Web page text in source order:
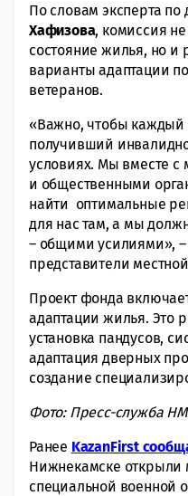
По словам эксперта по
Хафизова, комиссия
состояние жилья, но и
варианты адаптации
ветеранов.
«Важно, чтобы каждый
получивший
условиях. Мы вместе
и общественными
найти оптимальные
для нас там, а мы
– общими усилиями», –
представители
Проект фонда
адаптации жилья. Это
установка пандусов,
адаптация дверных
создание
Фото: Пресс-служба
Ранее KazanFirst
Нижнекамске открыли
специальной военной